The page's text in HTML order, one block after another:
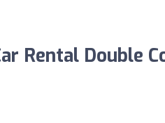
Rental Double